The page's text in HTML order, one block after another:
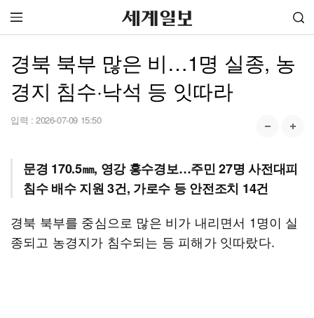
경북 북부 많은 비…1명 실종, 농
경지 침수·낙석 등 잇따라
입력 : 2026-07-09 15:50
문경 170.5㎜, 영강 홍수경보…주민 27명 사전대피
침수 배수 지원 3건, 가로수 등 안전조치 14건
경북 북부를 중심으로 많은 비가 내리면서 1명이 실
종되고 농경지가 침수되는 등 피해가 잇따랐다.